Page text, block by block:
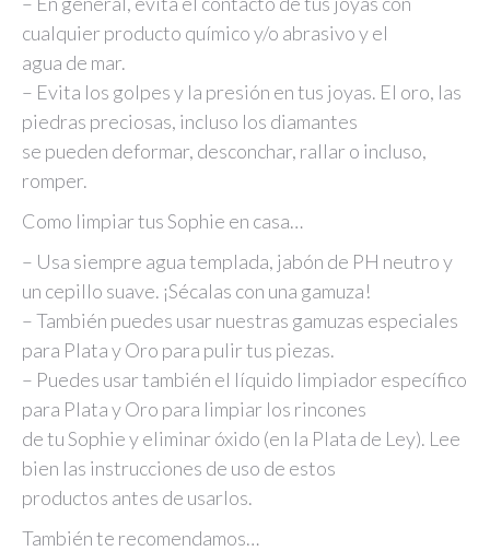
cualquier producto químico y/o abrasivo y el
agua de mar.
– Evita los golpes y la presión en tus joyas. El oro, las
piedras preciosas, incluso los diamantes
se pueden deformar, desconchar, rallar o incluso,
romper.
Como limpiar tus Sophie en casa…
– Usa siempre agua templada, jabón de PH neutro y
un cepillo suave. ¡Sécalas con una gamuza!
– También puedes usar nuestras gamuzas especiales
para Plata y Oro para pulir tus piezas.
– Puedes usar también el líquido limpiador específico
para Plata y Oro para limpiar los rincones
de tu Sophie y eliminar óxido (en la Plata de Ley). Lee
bien las instrucciones de uso de estos
productos antes de usarlos.
También te recomendamos…